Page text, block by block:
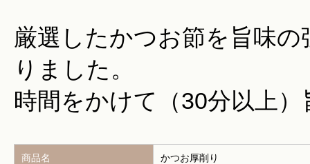
厳選したかつお節を旨味
りました。
時間をかけて（30分以上
商品名 かつお厚削り